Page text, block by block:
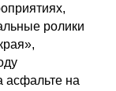
ролики
асфальте на